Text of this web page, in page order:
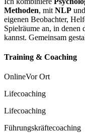
Methoden, mit NLP und
eigenen Beobachter,
Spielräume an, in denen
kannst. Gemeinsam
Training & Coaching
OnlineVor Ort
Lifecoaching
Lifecoaching
Führungskräftecoaching